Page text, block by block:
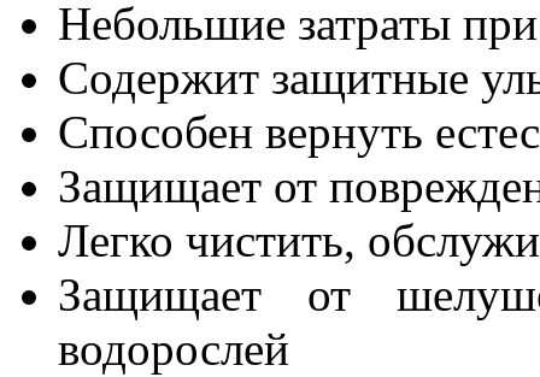
Небольшие затраты
Содержит защитные
Способен вернуть
Защищает от
Легко чистить,
Защищает от
водорослей